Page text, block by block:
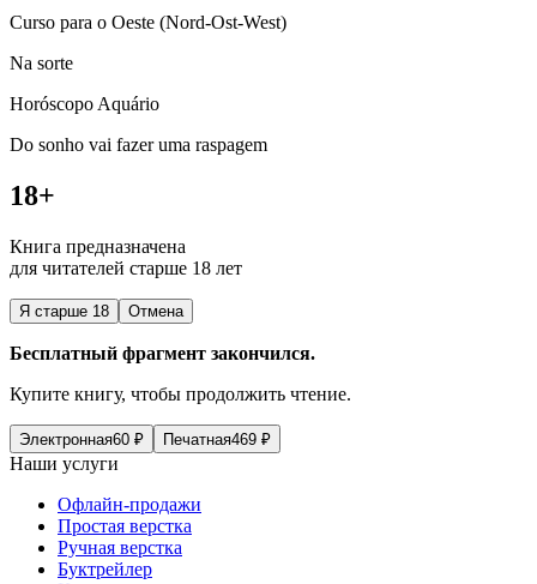
Curso para o Oeste (Nord-Ost-West)
Na sorte
Horóscopo Aquário
Do sonho vai fazer uma raspagem
18+
Книга предназначена
для читателей старше 18 лет
Я старше 18 Отмена
Бесплатный фрагмент закончился.
Купите книгу, чтобы продолжить чтение.
Электронная60 ₽ Печатная469 ₽
Наши услуги
Офлайн-продажи
Простая верстка
Ручная верстка
Буктрейлер